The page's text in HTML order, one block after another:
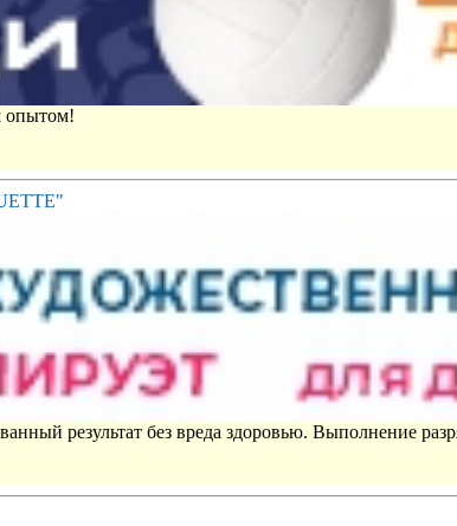
опытом!
результат без вреда здоровью. Выполнение